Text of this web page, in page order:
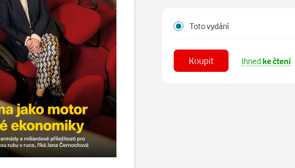
Toto vydání
Koupit Ihned ke čtení